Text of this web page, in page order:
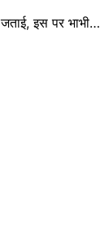
इस पर भाभी…